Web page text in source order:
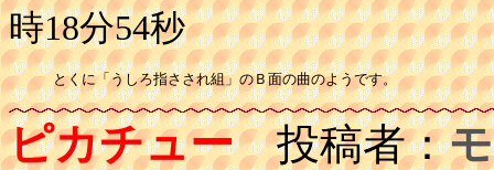
時18分54秒
とくに「うしろ指さされ組」のＢ面の曲のようです。
ピカチュー投稿者：